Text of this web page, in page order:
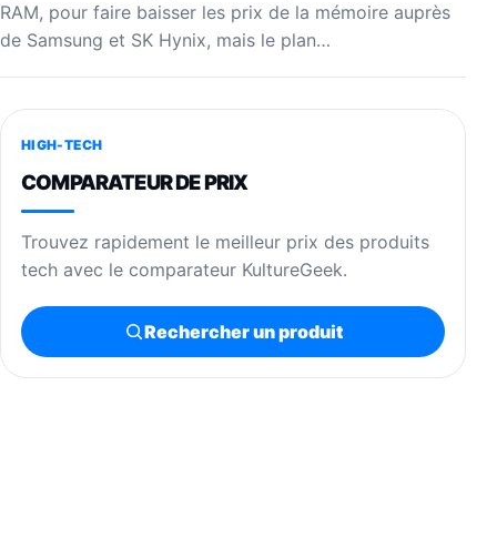
RAM, pour faire baisser les prix de la mémoire auprès
de Samsung et SK Hynix, mais le plan…
HIGH-TECH
COMPARATEUR DE PRIX
Trouvez rapidement le meilleur prix des produits
tech avec le comparateur KultureGeek.
Rechercher un produit